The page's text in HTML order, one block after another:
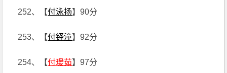
252、【付泳扬】90分
253、【付铎潼】92分
254、【付瑷茹】97分